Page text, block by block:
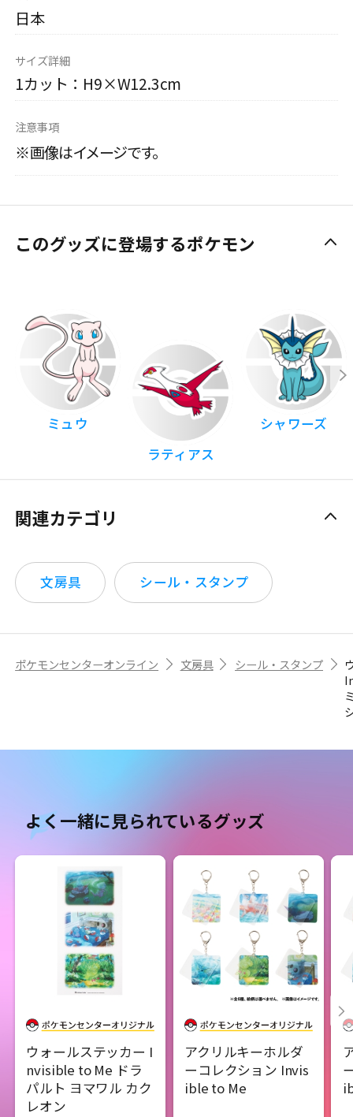
日本
サイズ詳細
1カット：H9×W12.3cm
注意事項
※画像はイメージです。
このグッズに登場するポケモン
ミュウ
ラティアス
シャワーズ
関連カテゴリ
文房具 シール・スタンプ
ポケモンセンターオンライン 文房具 シール・スタンプ
よく一緒に見られているグッズ
ウォールステッカー I
nvisible to Me ドラ
パルト ヨマワル カク
レオン
アクリルキーホルダ
ーコレクション Invis
ible to Me